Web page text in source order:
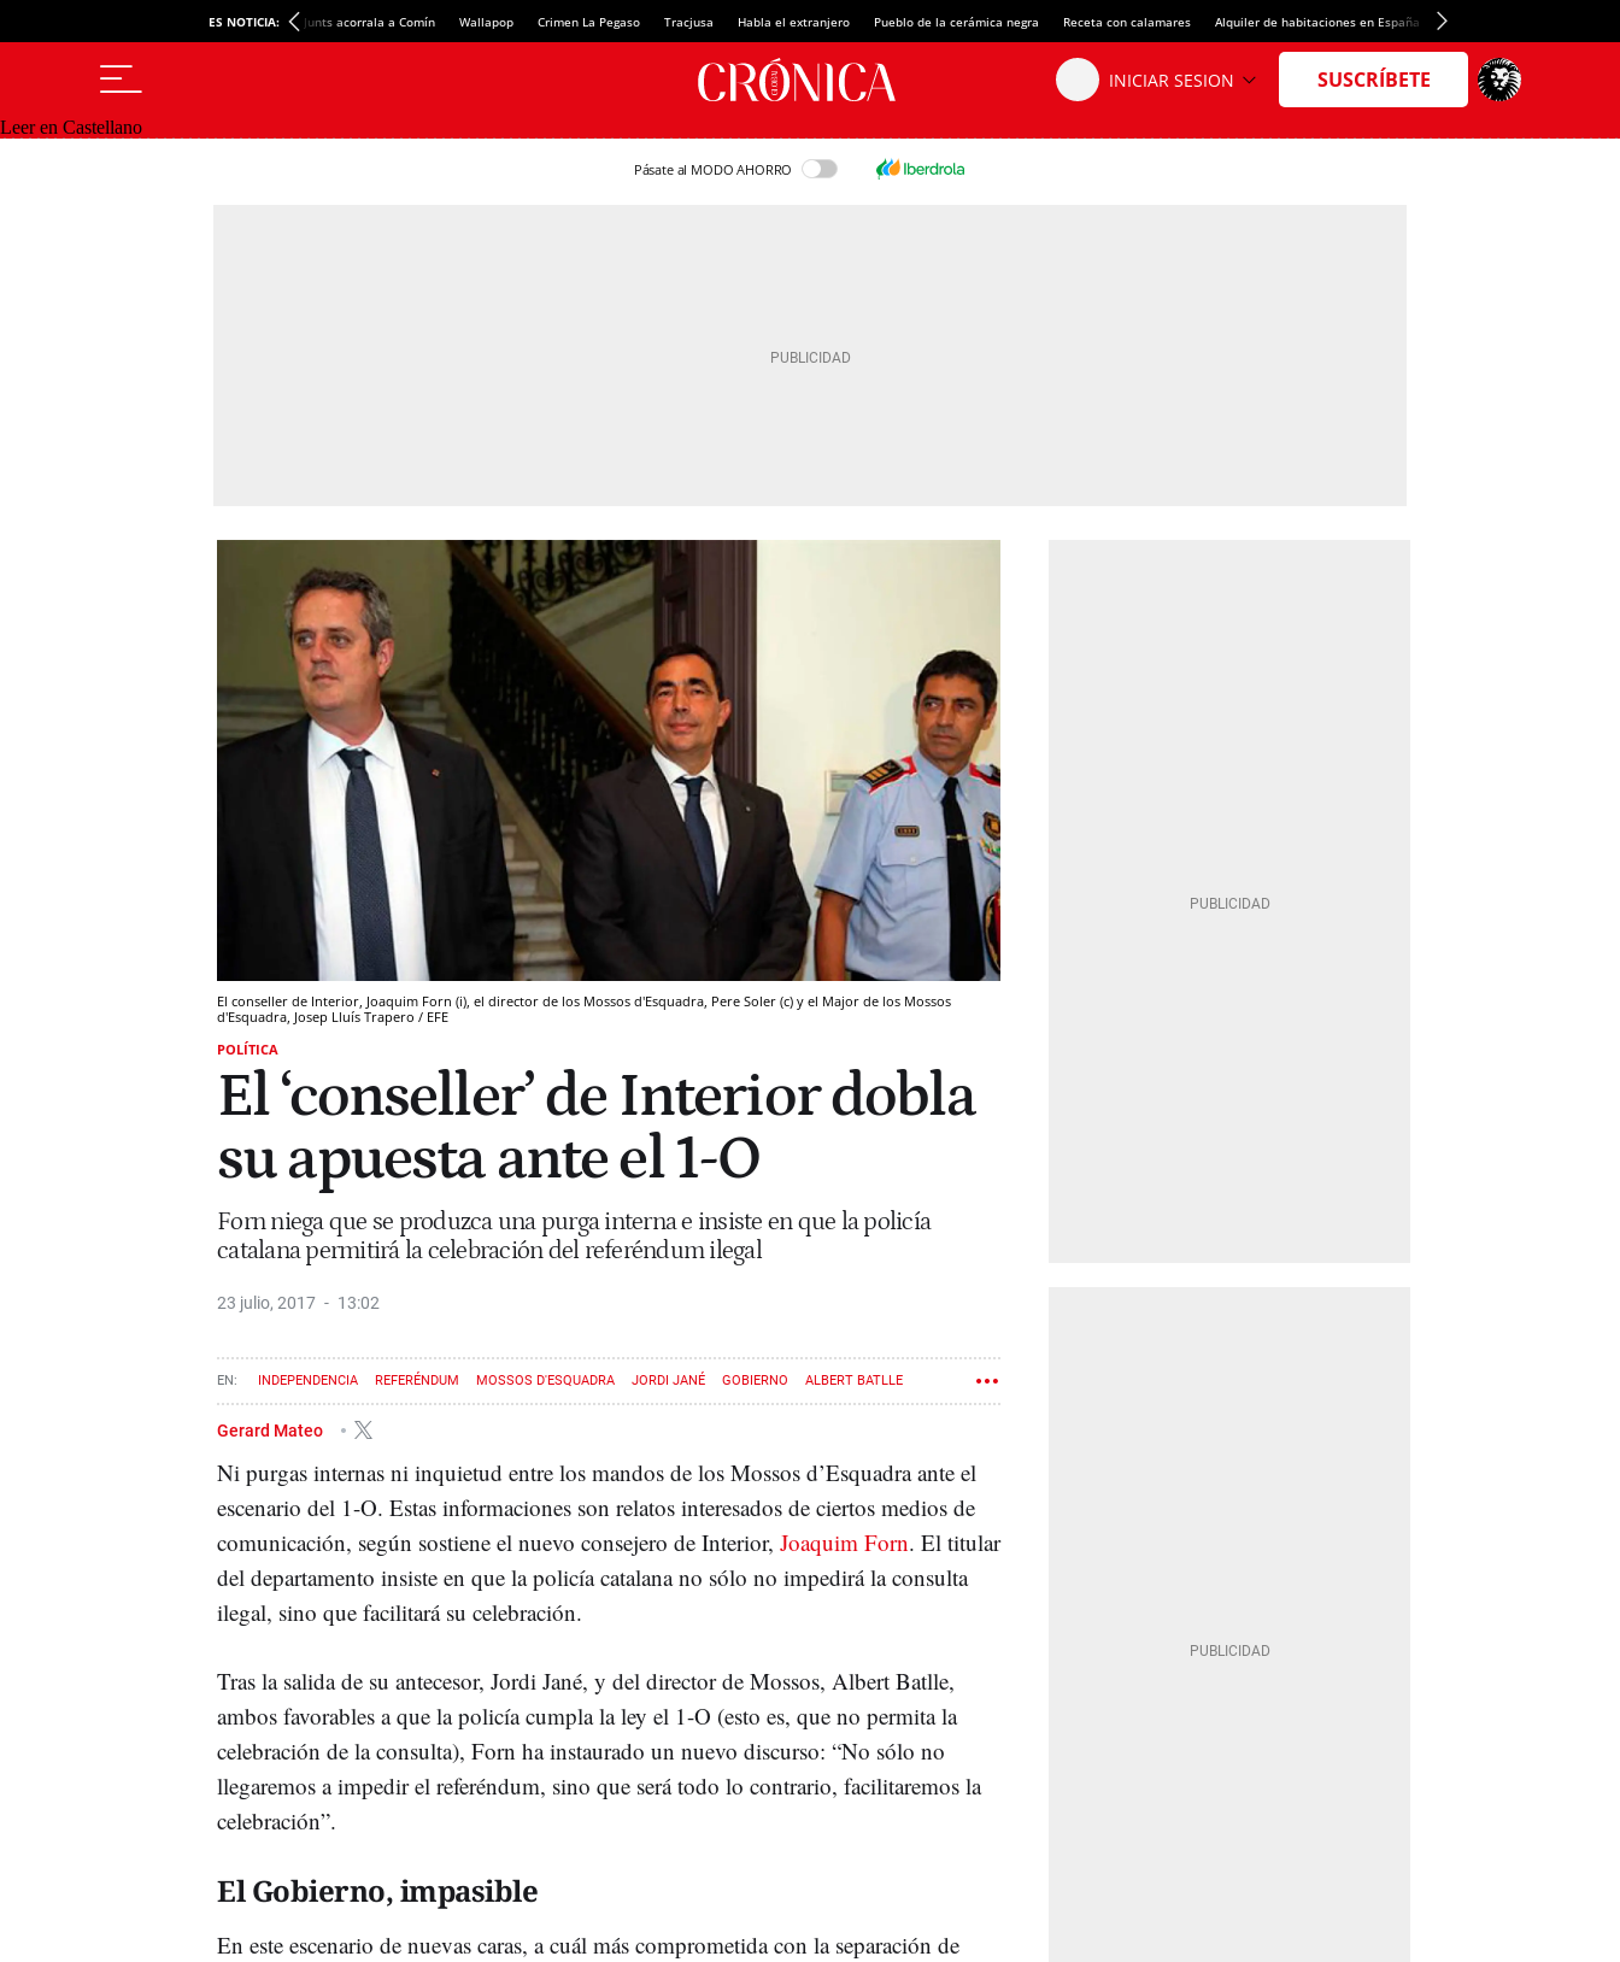
ES NOTICIA: Junts acorrala a Comín Wallapop Crimen La Pegaso Tracjusa Habla el extranjero Pueblo de la cerámica negra Receta con calamares Alquiler de habitaciones en España Crédito del Spotify Camp Nou
Leer en Castellano
Pásate al MODO AHORRO
El conseller de Interior, Joaquim Forn (i), el director de los Mossos d'Esquadra, Pere Soler (c) y el Major de los Mossos
d'Esquadra, Josep Lluís Trapero / EFE
POLÍTICA
El ‘conseller’ de Interior dobla
su apuesta ante el 1-O
Forn niega que se produzca una purga interna e insiste en que la policía
catalana permitirá la celebración del referéndum ilegal
23 julio, 2017 13:02
INDEPENDENCIA REFERÉNDUM MOSSOS D'ESQUADRA JORDI JANÉ GOBIERNO ALBERT BATLLE
ENRIC MILLO JOAQUIM FORN
Gerard Mateo
Ni purgas internas ni inquietud entre los mandos de los Mossos d’Esquadra ante el
escenario del 1-O. Estas informaciones son relatos interesados de ciertos medios de
comunicación, según sostiene el nuevo consejero de Interior, Joaquim Forn. El titular
del departamento insiste en que la policía catalana no sólo no impedirá la consulta
ilegal, sino que facilitará su celebración.
Tras la salida de su antecesor, Jordi Jané, y del director de Mossos, Albert Batlle,
ambos favorables a que la policía cumpla la ley el 1-O (esto es, que no permita la
celebración de la consulta), Forn ha instaurado un nuevo discurso: “No sólo no
llegaremos a impedir el referéndum, sino que será todo lo contrario, facilitaremos la
celebración”.
El Gobierno, impasible
En este escenario de nuevas caras, a cuál más comprometida con la separación de